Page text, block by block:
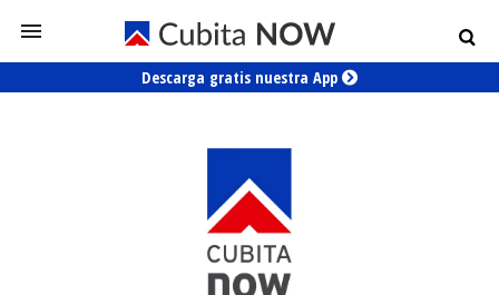
Descarga gratis nuestra App